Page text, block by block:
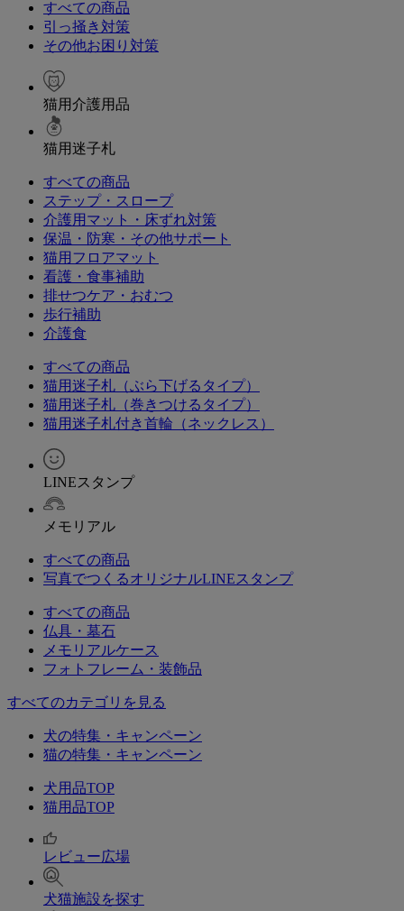
すべての商品
引っ掻き対策
その他お困り対策
猫用介護用品
猫用迷子札
すべての商品
ステップ・スロープ
介護用マット・床ずれ対策
保温・防寒・その他サポート
猫用フロアマット
看護・食事補助
排せつケア・おむつ
歩行補助
介護食
すべての商品
猫用迷子札（ぶら下げるタイプ）
猫用迷子札（巻きつけるタイプ）
猫用迷子札付き首輪（ネックレス）
LINEスタンプ
メモリアル
すべての商品
写真でつくるオリジナルLINEスタンプ
すべての商品
仏具・墓石
メモリアルケース
フォトフレーム・装飾品
すべてのカテゴリを見る
犬の特集・キャンペーン
猫の特集・キャンペーン
犬用品TOP
猫用品TOP
レビュー広場
犬猫施設を探す